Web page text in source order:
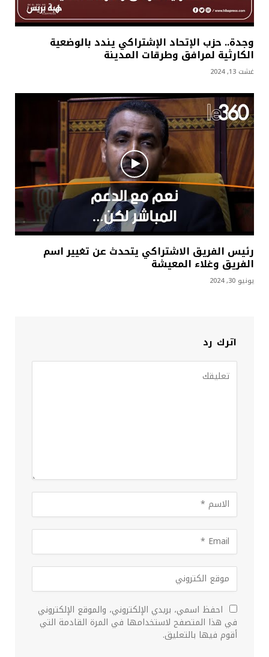
وجدة.. حزب الإتحاد الإشتراكي يندد بالوضعية
الكارثية لمرافق وطرقات المدينة
غشت 13, 2024
رئيس الفريق الاشتراكي يتحدث عن تغيير اسم
الفريق وغلاء المعيشة
يونيو 30, 2024
اترك رد
احفظ اسمي، بريدي الإلكتروني، والموقع الإلكتروني
في هذا المتصفح لاستخدامها في المرة القادمة التي
أقوم فيها بالتعليق.